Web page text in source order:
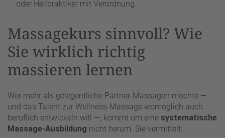
oder Heilpraktiker mit Verordnung.
Massagekurs sinnvoll? Wie
Sie wirklich richtig
massieren lernen
Wer mehr als gelegentliche Partner-Massagen möchte —
und das Talent zur Wellness-Massage womöglich auch
beruflich entwickeln will —, kommt um eine systematische
Massage-Ausbildung nicht herum. Sie vermittelt: